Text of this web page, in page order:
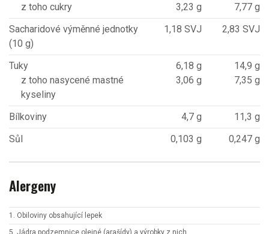
z toho cukry
3,23 g
7,77 g
Sacharidové výměnné jednotky
(10 g)
1,18 SVJ 2,83 SVJ
Tuky
z toho nasycené mastné
kyseliny
6,18 g
3,06 g
14,9 g
7,35 g
Bílkoviny 4,7 g
11,3 g
Sůl
0,103 g 0,247 g
Alergeny
1. Obiloviny obsahující lepek
5. Jádra podzemnice olejné (arašídy) a výrobky z nich